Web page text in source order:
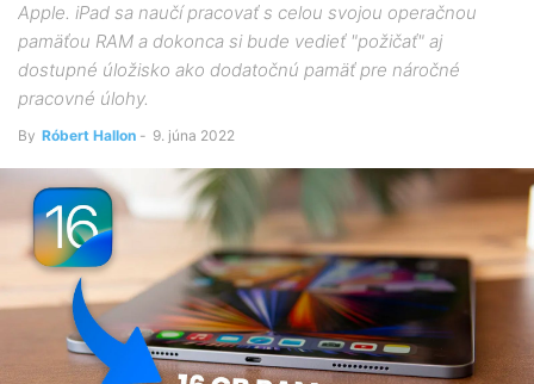
Apple. iPad sa naučí pracovať s celou svojou operačnou
pamäťou RAM a dokonca si bude vedieť "požičať" aj
dostupné úložisko ako dodatočnú pamäť pre náročné
pracovné úlohy.
By Róbert Hallon - 9. júna 2022